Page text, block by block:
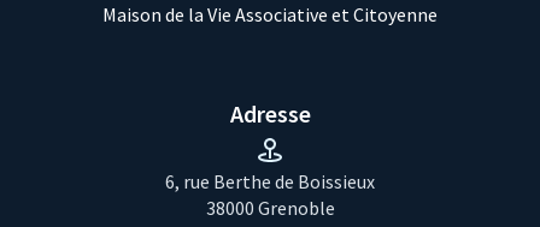
Maison de la Vie Associative et Citoyenne
Adresse
6, rue Berthe de Boissieux
38000 Grenoble